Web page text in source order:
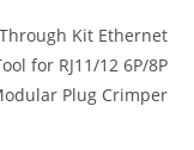
Kit Ethernet
for RJ11/12 6P/8P
Plug Crimper